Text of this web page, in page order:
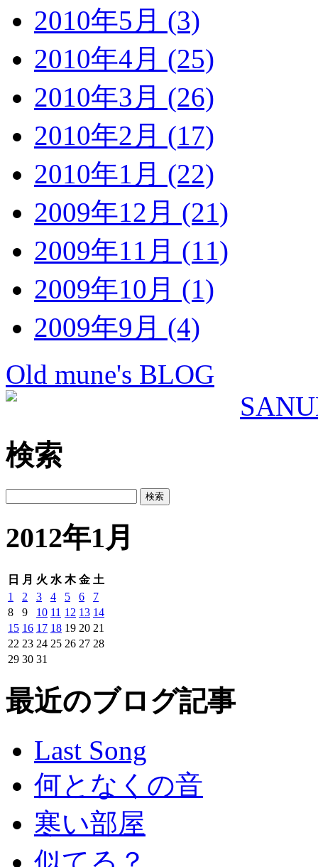
2010年5月 (3)
2010年4月 (25)
2010年3月 (26)
2010年2月 (17)
2010年1月 (22)
2009年12月 (21)
2009年11月 (11)
2009年10月 (1)
2009年9月 (4)
Old mune's BLOG
検索
2012年1月
日 月 火 水 木 金 土
1
2 3 4 5 6
7
8
9 10 11 12 13 14
15 16 17 18 19 20 21
22 23 24 25 26 27 28
29 30 31
最近のブログ記事
Last Song
何となくの音
寒い部屋